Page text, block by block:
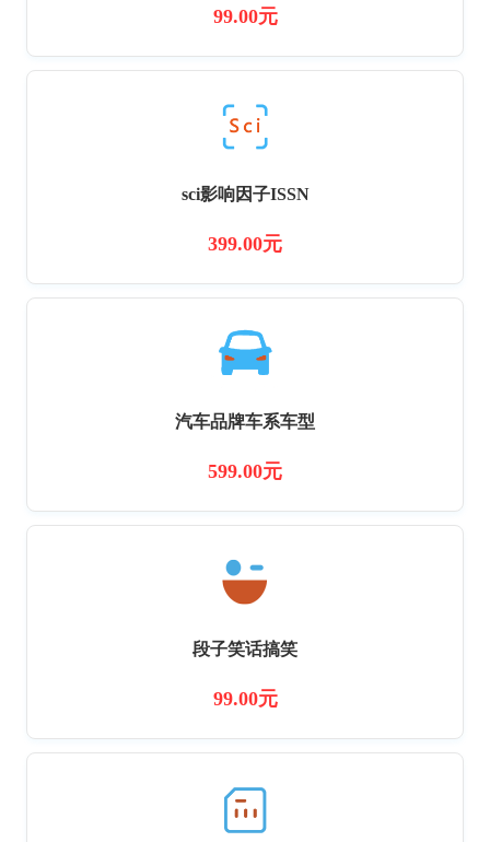
99.00元
sci影响因子ISSN
399.00元
汽车品牌车系车型
599.00元
段子笑话搞笑
99.00元